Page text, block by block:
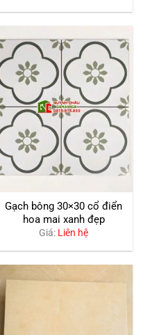
Gạch bông 30×30 cổ điển
hoa mai xanh đẹp
Giá: Liên hệ